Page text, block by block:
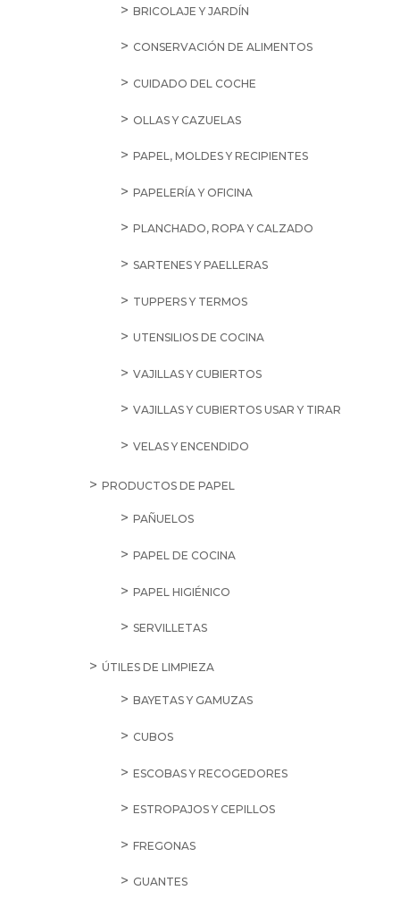
BRICOLAJE Y JARDÍN
CONSERVACIÓN DE ALIMENTOS
CUIDADO DEL COCHE
OLLAS Y CAZUELAS
PAPEL, MOLDES Y RECIPIENTES
PAPELERÍA Y OFICINA
PLANCHADO, ROPA Y CALZADO
SARTENES Y PAELLERAS
TUPPERS Y TERMOS
UTENSILIOS DE COCINA
VAJILLAS Y CUBIERTOS
VAJILLAS Y CUBIERTOS USAR Y TIRAR
VELAS Y ENCENDIDO
PRODUCTOS DE PAPEL
PAÑUELOS
PAPEL DE COCINA
PAPEL HIGIÉNICO
SERVILLETAS
ÚTILES DE LIMPIEZA
BAYETAS Y GAMUZAS
CUBOS
ESCOBAS Y RECOGEDORES
ESTROPAJOS Y CEPILLOS
FREGONAS
GUANTES